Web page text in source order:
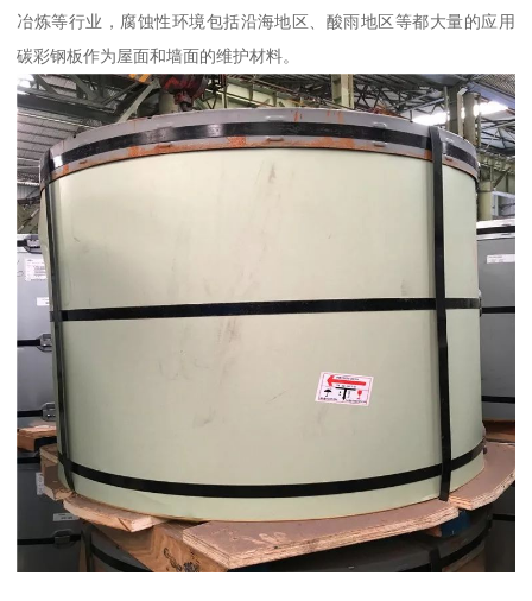
冶炼等行业，腐蚀性环境包括沿海地区、酸雨地区等都大量的应用
碳彩钢板作为屋面和墙面的维护材料。